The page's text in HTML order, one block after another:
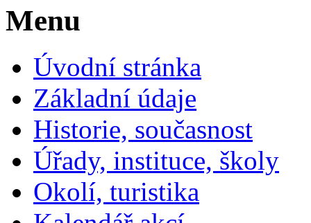
Menu
Úvodní stránka
Základní údaje
Historie, současnost
Úřady, instituce, školy
Okolí, turistika